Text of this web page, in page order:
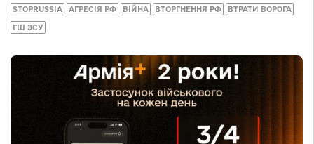
STOPRUSSIA АГРЕСІЯ РФ ВІЙНА ВТОРГНЕННЯ РФ ВТРАТИ ВОРОГА
ГШ ЗСУ